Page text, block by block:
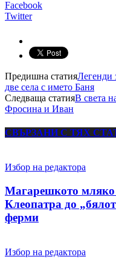
Facebook
Twitter
Предишна статияЛегенди
две села с името Баня
Следваща статияВ света
Фросина и Иван
СВЪРЗАНИ С ТЯХ
Избор на редактора
Магарешкото мляко
Клеопатра до
ферми
Избор на редактора